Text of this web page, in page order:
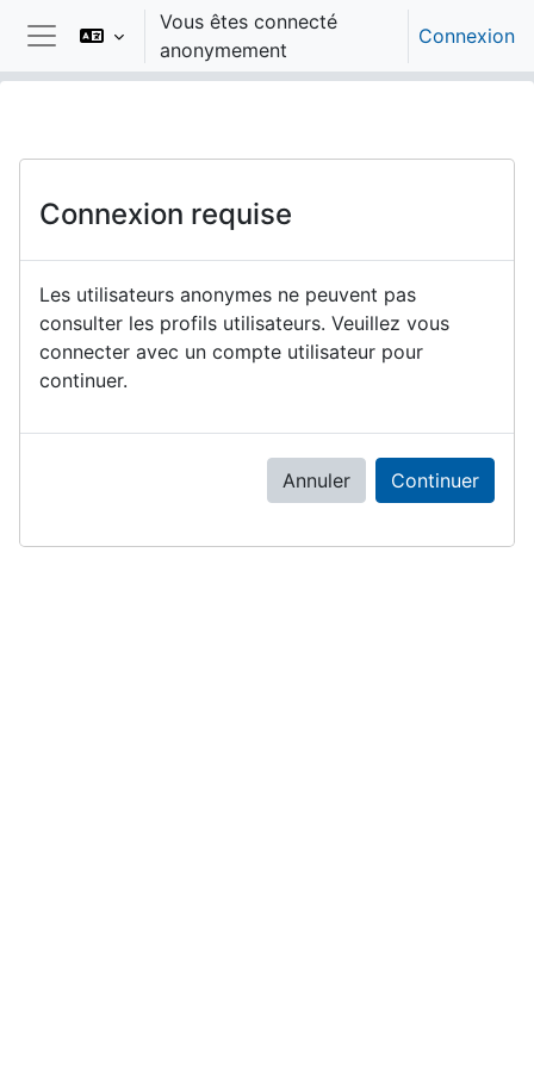
Passer au contenu principal
Panneau latéral
Vous êtes connecté
anonymement
Connexion
Connexion requise
Les utilisateurs anonymes ne peuvent pas
consulter les profils utilisateurs. Veuillez vous
connecter avec un compte utilisateur pour
continuer.
Annuler Continuer